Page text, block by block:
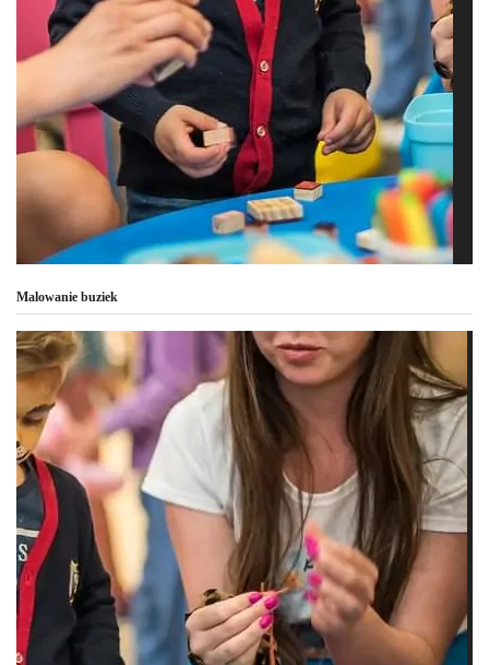
Malowanie buziek